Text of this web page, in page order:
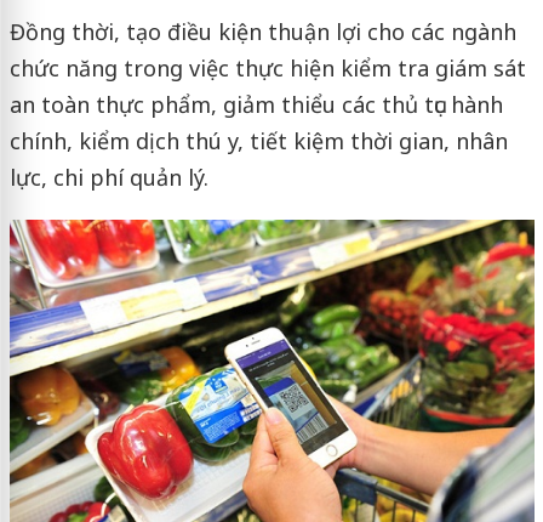
Đồng thời, tạo điều kiện thuận lợi cho các ngành
chức năng trong việc thực hiện kiểm tra giám sát
an toàn thực phẩm, giảm thiểu các thủ tục hành
chính, kiểm dịch thú y, tiết kiệm thời gian, nhân
lực, chi phí quản lý.